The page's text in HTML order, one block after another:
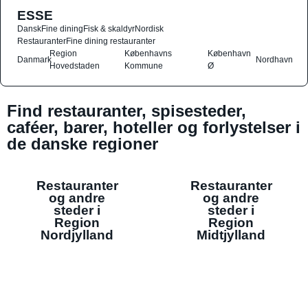
ESSE
DanskFine diningFisk & skaldyrNordisk
RestauranterFine dining restauranter
Danmark
Region
Hovedstaden
Københavns
Kommune
København
Ø
Nordhavn
Find restauranter, spisesteder,
caféer, barer, hoteller og forlystelser i
de danske regioner
Restauranter
og andre
steder i
Region
Nordjylland
Restauranter
og andre
steder i
Region
Midtjylland